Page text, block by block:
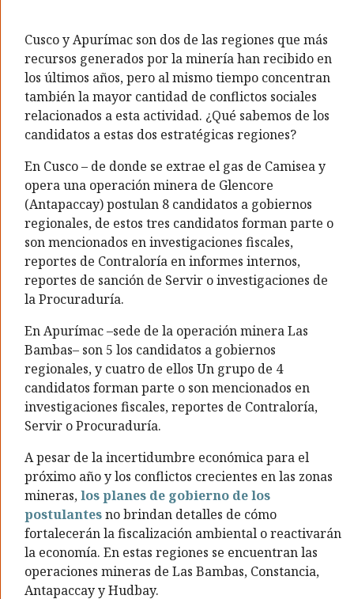
Cusco y Apurímac son dos de las regiones que más
recursos generados por la minería han recibido en
los últimos años, pero al mismo tiempo concentran
también la mayor cantidad de conflictos sociales
relacionados a esta actividad. ¿Qué sabemos de los
candidatos a estas dos estratégicas regiones?
En Cusco – de donde se extrae el gas de Camisea y
opera una operación minera de Glencore
(Antapaccay) postulan 8 candidatos a gobiernos
regionales, de estos tres candidatos forman parte o
son mencionados en investigaciones fiscales,
reportes de Contraloría en informes internos,
reportes de sanción de Servir o investigaciones de
la Procuraduría.
En Apurímac –sede de la operación minera Las
Bambas– son 5 los candidatos a gobiernos
regionales, y cuatro de ellos Un grupo de 4
candidatos forman parte o son mencionados en
investigaciones fiscales, reportes de Contraloría,
Servir o Procuraduría.
A pesar de la incertidumbre económica para el
próximo año y los conflictos crecientes en las zonas
mineras,los planes de gobierno de los
postulantesno brindan detalles de cómo
fortalecerán la fiscalización ambiental o reactivarán
la economía. En estas regiones se encuentran las
operaciones mineras de Las Bambas, Constancia,
Antapaccay y Hudbay.